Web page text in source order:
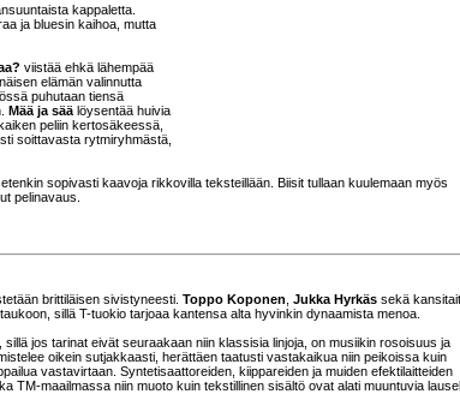
kappaletta.
ja bluesin kaihoa, mutta
viistää ehkä lähempää
elämän valinnutta
puhutaan tiensä
Mää ja sää löysentää huivia
peliin kertosäkeessä,
soittavasta rytmiryhmästä,
sopivasti kaavoja rikkovilla teksteillään. Biisit tullaan kuulemaan myös
pelinavaus.
brittiläisen sivistyneesti. Toppo Koponen Jukka Hyrkäs sekä
sillä T-tuokio tarjoaa kantensa alta hyvinkin dynaamista menoa.
jos tarinat eivät seuraakaan niin klassisia linjoja, on musiikin rosoisuus ja
oikein sutjakkaasti, herättäen taatusti vastakaikua niin peikoissa kuin
vastavirtaan. Syntetisaattoreiden, kiippareiden ja muiden efektilaitteiden
TM-maailmassa niin muoto kuin tekstillinen sisältö ovat alati muuntuvia